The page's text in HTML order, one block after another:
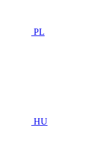
PL
HU